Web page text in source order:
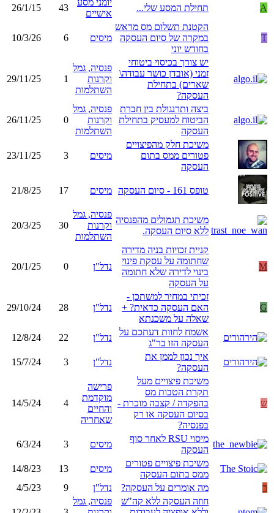
A
תחילת המסע שלי...
יומני מסע
אישיים
43
26/1/15
T
הקטנת תשלום מס מראש
במקרה של סיום העסקה
בחודש יוני
מיסים 6
10/3/26
יש צורך בכיסוי ביטוחי
זמני (אובדן כושר עבודה\
שארים) בתחילת
העסקה?
פנסיה, גמל
וקרנות
השתלמות
1
29/11/25
ביצה ותרנגולת בין חברת
הביטוח למעסיק בתחילת
העסקה
פנסיה, גמל
וקרנות
השתלמות
0
26/11/25
משיכת חלק מהפיצויים
פטורים ממס בתום
העסקה
מיסים 3
23/11/25
טופס 161 - סיום העסקה מיסים 17
21/8/25
משיכת תגמולים מהפנסיה
ללא סיום העסקה.
פנסיה, גמל
וקרנות
השתלמות
30
20/3/25
M
קניית זכויות בניה מדירה
שחתומה על עסקת פינוי
בינוי לדירה שלא חתומה
על העסקה
נדל"ן 0
20/1/25
G
זכיתי במחיר למשתכן -
האם העסקה כדאית? +
שאלה על משכנתא
נדל"ן 28
29/10/24
אשמח לחוות דעתכם על
העסקה הזו בר"ג
נדל"ן 22
12/8/24
איך נכון לממן את
העסקה?
נדל"ן 3
15/7/24
ש
משיכת פיצויים מעל
תקרת הטבות מס
בהפקדה / קצבה מוכרת -
בסיום העסקה או רק
בפנסיה?
פרישה
מוקדמת
והחיים
שאחריה
4
14/5/24
מיסוי RSU לאחר סוף
העסקה
מיסים 3
6/3/24
משיכת פיצויים פטורים
ממס בתום העסקה
מיסים 13
14/8/23
ר
מה אומרים על העסקה? נדל"ן 9
4/5/23
חוזה העסקה ללא קה"ש
פנסיה, גמל